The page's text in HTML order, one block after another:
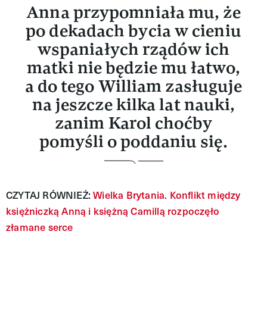
Anna przypomniała mu, że
po dekadach bycia w cieniu
wspaniałych rządów ich
matki nie będzie mu łatwo,
a do tego William zasługuje
na jeszcze kilka lat nauki,
zanim Karol choćby
pomyśli o poddaniu się.
CZYTAJ RÓWNIEŻ:Wielka Brytania. Konflikt między
księżniczką Anną i księżną Camillą rozpoczęło
złamane serce